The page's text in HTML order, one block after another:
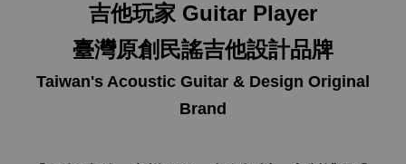
吉他玩家 Guitar Player
臺灣原創民謠吉他設計品牌
Taiwan's Acoustic Guitar & Design Original
Brand